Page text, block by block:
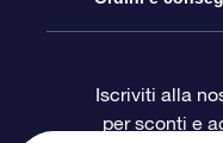
OSR Recensioni
Gift Card OSR
Star Page
Informazioni di
Iscriviti alla
per sconti e